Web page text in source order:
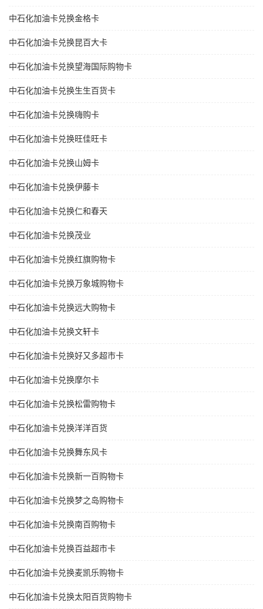
中石化加油卡兑换金格卡
中石化加油卡兑换昆百大卡
中石化加油卡兑换望海国际购物卡
中石化加油卡兑换生生百货卡
中石化加油卡兑换嗨购卡
中石化加油卡兑换旺佳旺卡
中石化加油卡兑换山姆卡
中石化加油卡兑换伊藤卡
中石化加油卡兑换仁和春天
中石化加油卡兑换茂业
中石化加油卡兑换红旗购物卡
中石化加油卡兑换万象城购物卡
中石化加油卡兑换远大购物卡
中石化加油卡兑换文轩卡
中石化加油卡兑换好又多超市卡
中石化加油卡兑换摩尔卡
中石化加油卡兑换松雷购物卡
中石化加油卡兑换洋洋百货
中石化加油卡兑换舞东风卡
中石化加油卡兑换新一百购物卡
中石化加油卡兑换梦之岛购物卡
中石化加油卡兑换南百购物卡
中石化加油卡兑换百益超市卡
中石化加油卡兑换麦凯乐购物卡
中石化加油卡兑换太阳百货购物卡